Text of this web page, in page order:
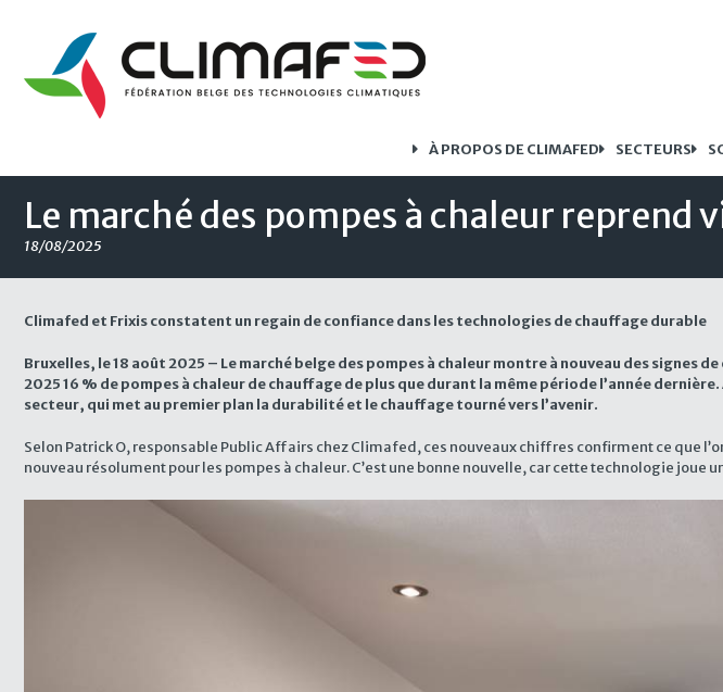
À PROPOS DE CLIMAFED SECTEURS
Le marché des pompes à chaleur reprend
18/08/2025
Climafed et Frixis constatent un regain de confiance dans les technologies de chauffage durable
Bruxelles, le 18 août 2025 – Le marché belge des pompes à chaleur montre à nouveau des signes
2025 16 % de pompes à chaleur de chauffage de plus que durant la même période l’année dernière.
secteur, qui met au premier plan la durabilité et le chauffage tourné vers l’avenir.
Selon Patrick O, responsable Public Affairs chez Climafed, ces nouveaux chiffres confirment ce que
nouveau résolument pour les pompes à chaleur. C’est une bonne nouvelle, car cette technologie